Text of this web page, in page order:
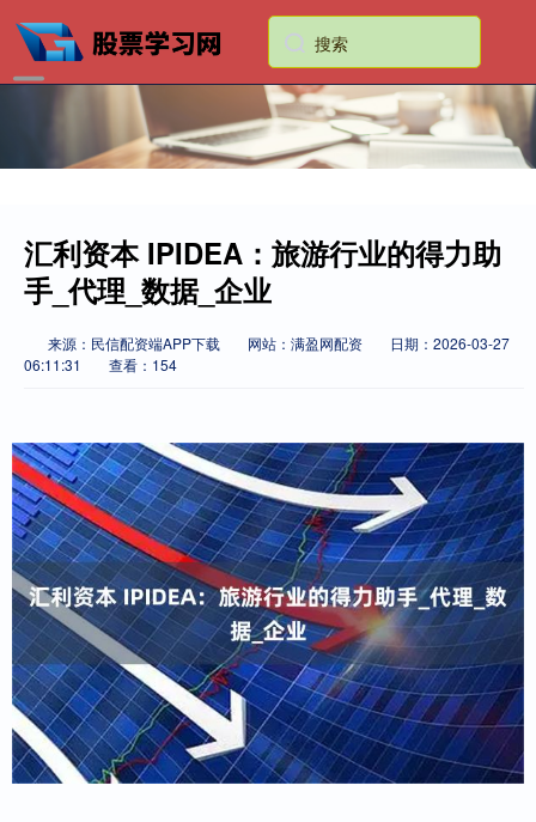
汇利资本 IPIDEA：旅游行业的得力助
手_代理_数据_企业
来源：民信配资端APP下载 网站：满盈网配资
日期：2026-03-27
06:11:31
查看：154